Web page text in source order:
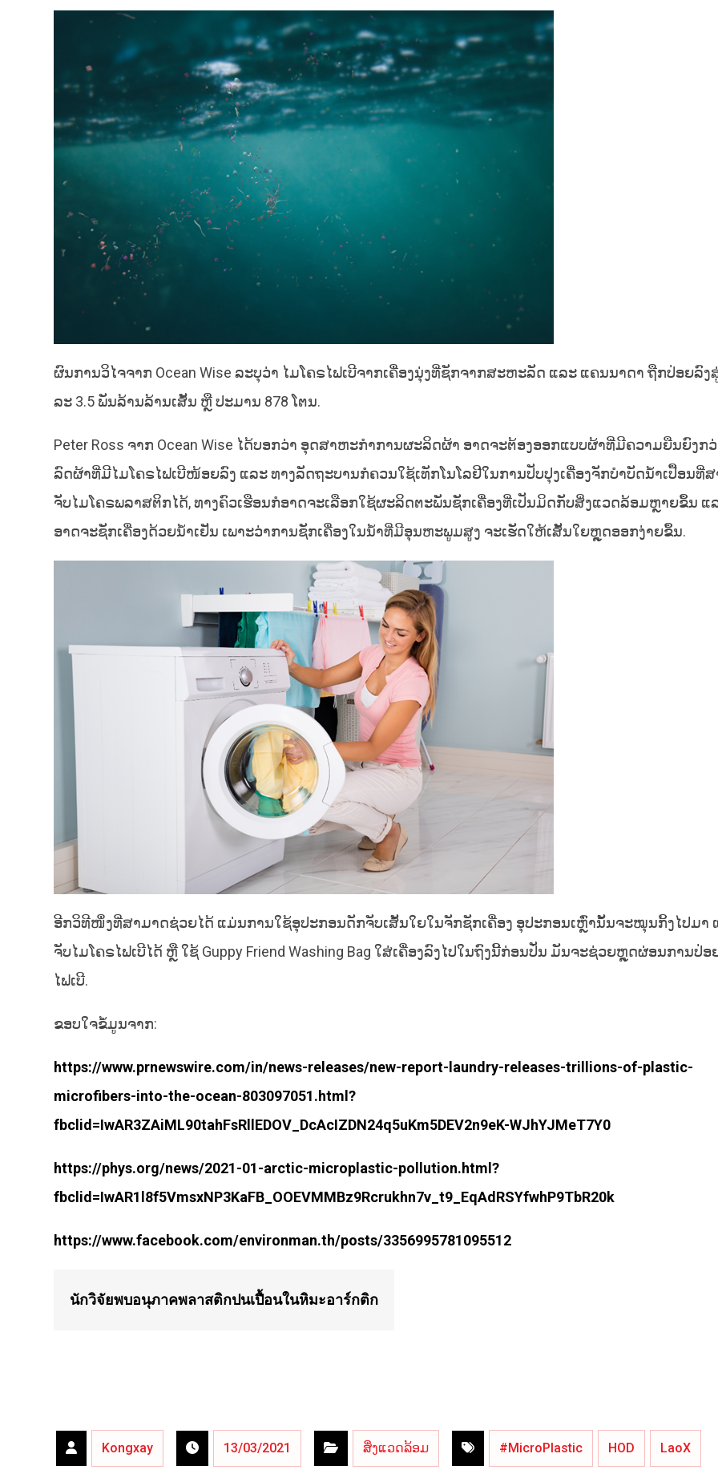
ຜົນການວິໄຈຈາກ Ocean Wise ລະບຸວ່າ ໄມໂຄຣໄຟເບີຈາກເຄື່ອງນຸ່ງທີ່ຊັກຈາກສະຫະລັດ ແລະ ແຄນນາດາ ຖືກປ່ອຍລົງ
ລະ 3.5 ພັນລ້ານລ້ານເສັ້ນ ຫຼື ປະມານ 878 ໂຕນ.
Peter Ross ຈາກ Ocean Wise ໄດ້ບອກວ່າ ອຸດສາຫະກຳການຜະລິດຜ້າ ອາດຈະຕ້ອງອອກແບບຜ້າທີ່ມີຄວາມຍືນຍົງກວ່
ລົດຜ້າທີ່ມີໄມໂຄຣໄຟເບີໜ້ອຍລົງ ແລະ ທາງລັດຖະບານກໍຄວນໃຊ້ເທັກໂນໂລຢີໃນການປັບປຸງເຄື່ອງຈັກບຳບັດນ້ຳເປື້ອນທີ່
ຈັບໄມໂຄຣພລາສຕິກໄດ້,​ ທາງຄົວເຮືອນກໍອາດຈະເລືອກໃຊ້ຜະລິດຕະພັນຊັກເຄື່ອງທີ່ເປັນມິດກັບສິ່ງແວດລ້ອມຫຼາຍຂຶ້ນ ແ
ອາດຈະຊັກເຄື່ອງດ້ວຍນ້ຳເຢັນ ເພາະວ່າການຊັກເຄື່ອງໃນນ້ຳທີ່ມີອຸນຫະພູມສູງ ຈະເຮັດໃຫ້ເສັ້ນໃຍຫຼຸດອອກງ່າຍຂຶ້ນ.
ອີກວິທີໜຶ່ງທີ່ສາມາດຊ່ວຍໄດ້ ແມ່ນການໃຊ້ອຸປະກອນດັກຈັບເສັ້ນໃຍໃນຈັກຊັກເຄື່ອງ ອຸປະກອນເຫຼົ່ານັ້ນຈະໝຸນກິ້ງໄປມາ
ຈັບໄມໂຄຣໄຟເບີໄດ້ ຫຼື ໃຊ້ Guppy Friend Washing Bag ໃສ່ເຄື່ອງລົງໄປໃນຖົງນີ້ກ່ອນປັ່ນ ມັນຈະຊ່ວຍຫຼຸດຜ່ອນການປ່ອ
ໄຟເບີ.
ຂອບໃຈຂໍ້ມູນຈາກ:
https://www.prnewswire.com/in/news-releases/new-report-laundry-releases-trillions-of-plastic-
microfibers-into-the-ocean-803097051.html?
fbclid=IwAR3ZAiML90tahFsRllEDOV_DcAcIZDN24q5uKm5DEV2n9eK-WJhYJMeT7Y0
https://phys.org/news/2021-01-arctic-microplastic-pollution.html?
fbclid=IwAR1l8f5VmsxNP3KaFB_OOEVMMBz9Rcrukhn7v_t9_EqAdRSYfwhP9TbR20k
https://www.facebook.com/environman.th/posts/3356995781095512
นักวิจัยพบอนุภาคพลาสติกปนเปื้อนในหิมะอาร์กติก
Kongxay 13/03/2021 ສິ່ງແວດລ້ອມ #MicroPlastic HOD LaoX